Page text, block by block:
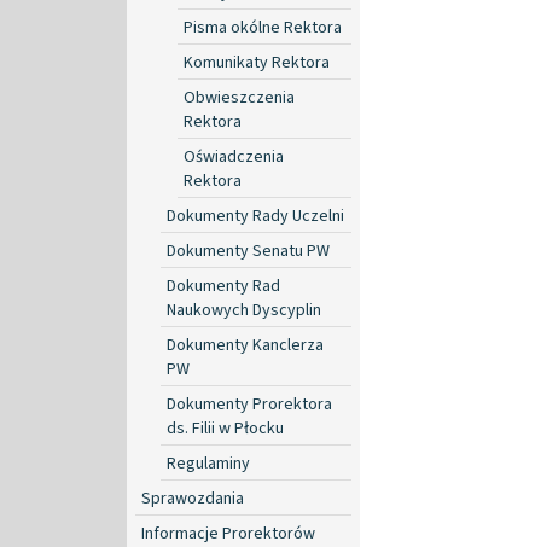
Pisma okólne Rektora
Komunikaty Rektora
Obwieszczenia
Rektora
Oświadczenia
Rektora
Dokumenty Rady Uczelni
Dokumenty Senatu PW
Dokumenty Rad
Naukowych Dyscyplin
Dokumenty Kanclerza
PW
Dokumenty Prorektora
ds. Filii w Płocku
Regulaminy
Sprawozdania
Informacje Prorektorów